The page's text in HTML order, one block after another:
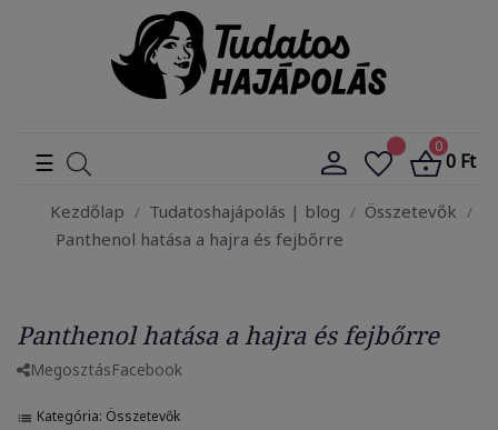
0
0 Ft
Toggle
navigation
☰
Kezdőlap Tudatoshajápolás | blog
Összetevők
Panthenol hatása a hajra és fejbőrre
Panthenol hatása a hajra és fejbőrre
MegosztásFacebook
list Kategória: Összetevők